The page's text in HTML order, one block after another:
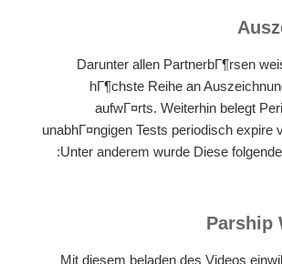
Darunter allen PartnerbГ¶rsen
hГ¶chste Reihe an
aufwГ¤rts. Weiterhin belegt
unabhГ¤ngigen Tests periodisch expire
Unter anderem wurde Diese
Parship
Mit diesem beladen des Videos